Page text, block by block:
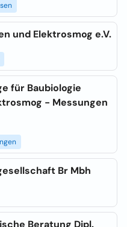
und Elektrosmog e.V.
für Baubiologie
- Messungen
Br Mbh
Beratung Dipl.